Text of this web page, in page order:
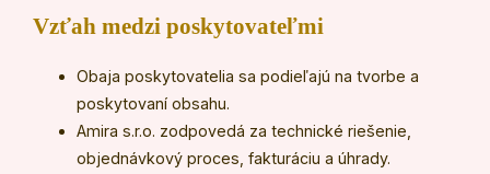
Vzťah medzi poskytovateľmi
Obaja poskytovatelia sa podieľajú na tvorbe a
poskytovaní obsahu.
Amira s.r.o. zodpovedá za technické riešenie,
objednávkový proces, fakturáciu a úhrady.